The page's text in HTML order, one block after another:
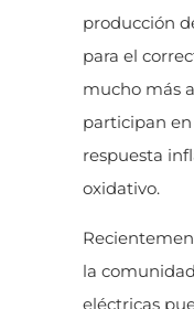
producción
para el
mucho más
participan
respuesta
oxidativo.
la
eléctricas